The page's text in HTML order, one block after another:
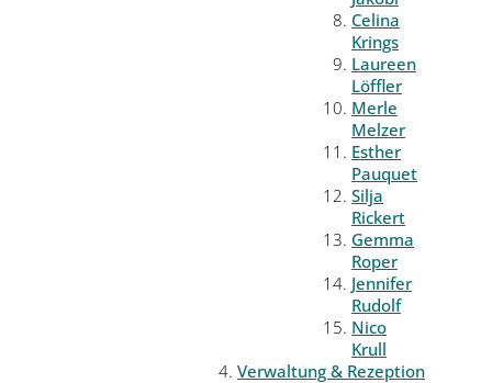
Celina
Krings
Laureen
Löffler
Merle
Melzer
Esther
Pauquet
Silja
Rickert
Gemma
Roper
Jennifer
Rudolf
Nico
Krull
Verwaltung & Rezeption